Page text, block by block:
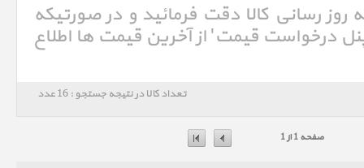
روز رسانی کالا دقت فرمائید و در صورتیکه
درخواست قیمت' از آخرین قیمت ها اطلاع
تعداد کالا در نتیجه جستجو : 16 عدد
صفحه 1 از 1